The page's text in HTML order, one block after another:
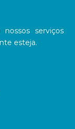
serviços
esteja.